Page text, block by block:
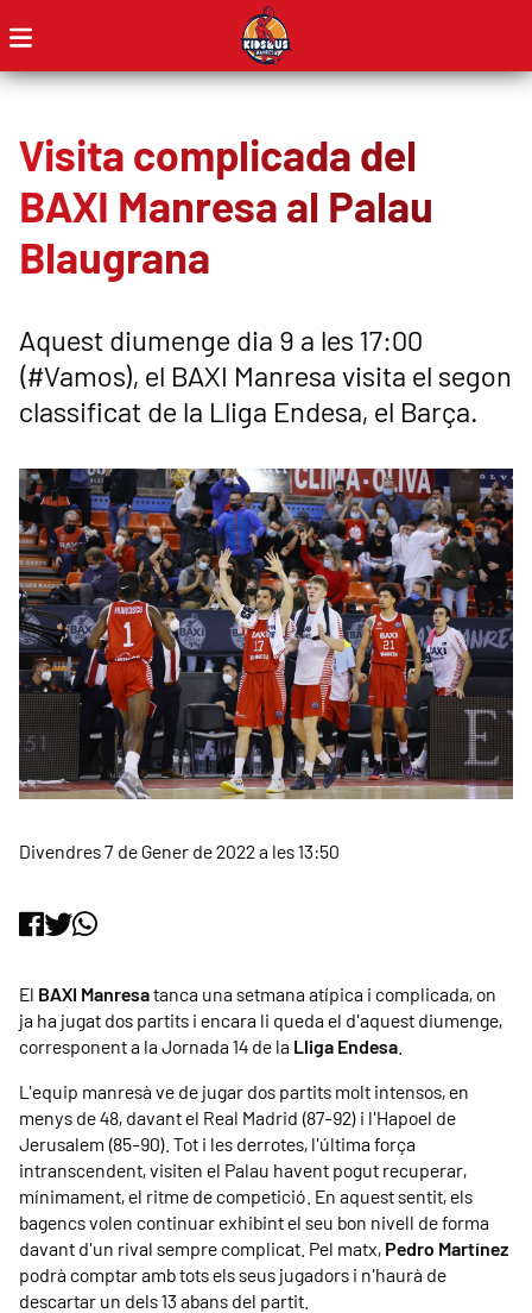
Visita complicada del
BAXI Manresa al Palau
Blaugrana
Aquest diumenge dia 9 a les 17:00
(#Vamos), el BAXI Manresa visita el segon
classificat de la Lliga Endesa, el Barça.
Divendres 7 de Gener de 2022 a les 13:50
El BAXI Manresatanca una setmana atípica i complicada, on
ja ha jugat dos partits i encara li queda el d'aquest diumenge,
corresponent a la Jornada 14 de la Lliga Endesa
L'equip manresà ve de jugar dos partits molt intensos, en
menys de 48, davant el Real Madrid (87-92) i l'Hapoel de
Jerusalem (85-90). Tot i les derrotes, l'última força
intranscendent, visiten el Palau havent pogut recuperar,
mínimament, el ritme de competició. En aquest sentit, els
bagencs volen continuar exhibint el seu bon nivell de forma
davant d'un rival sempre complicat. Pel matx, Pedro Martínez
podrà comptar amb tots els seus jugadors i n'haurà de
descartar un dels 13 abans del partit.